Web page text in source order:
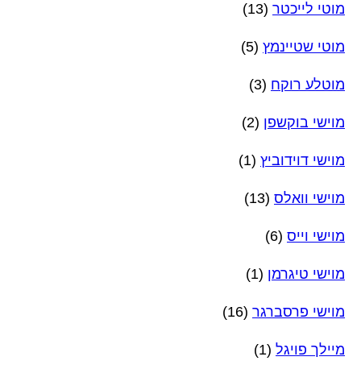
מוטי לייכטר (13)
מוטי שטיינמץ (5)
מוטלע רוקח (3)
מוישי בוקשפן (2)
מוישי דוידוביץ (1)
מוישי וואלס (13)
מוישי וייס (6)
מוישי טיגרמן (1)
מוישי פרסברגר (16)
מיילך פויגל (1)